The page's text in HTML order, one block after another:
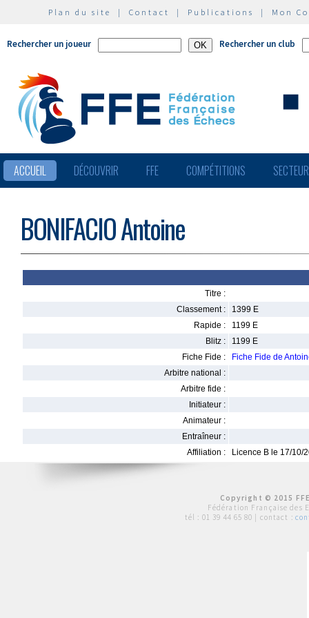
Plan du site | Contact | Publications | Mon
Rechercher un joueur Rechercher un club
ACCUEIL DÉCOUVRIR FFE COMPÉTITIONS
BONIFACIO Antoine
Titre :
Classement :
1399 E
Rapide :
1199 E
Blitz :
1199 E
Fiche Fide :
Fiche Fide de
Arbitre national :
Arbitre fide :
Initiateur :
Animateur :
Entraîneur :
Affiliation :
Licence B le 17/10/
Copyright © 2015
Fédération Française des
tél : 01 39 44 65 80 | contact :